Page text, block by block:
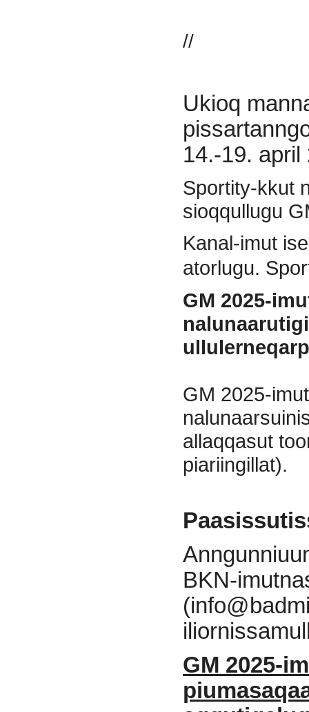
//
Ukioq
14.-19. april
Sportity-kkut
sioqqullugu
Kanal-imut
atorlugu.
GM 2025-
GM 2025-
allaqqasut
piariingillat).
BKN-
GM 2025-